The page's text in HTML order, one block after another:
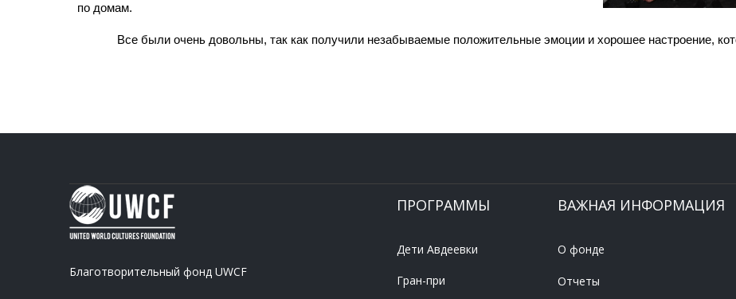
по домам.
Все были очень довольны, так как получили незабываемые положительные эмоции и хорошее настроение,
Благотворительный фонд UWCF
ПРОГРАММЫ
Дети Авдеевки
Гран-при
ВАЖНАЯ ИНФОРМАЦИЯ
О фонде
Отчеты